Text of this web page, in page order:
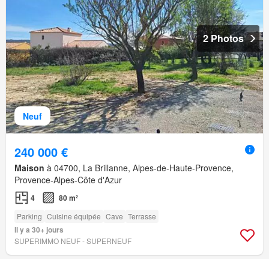
Neuf
2 Photos
240 000 €
Maison à 04700, La Brillanne, Alpes-de-Haute-Provence,
Provence-Alpes-Côte d'Azur
4 80 m²
Parking Cuisine équipée Cave Terrasse
Il y a 30+ jours
SUPERIMMO NEUF - SUPERNEUF